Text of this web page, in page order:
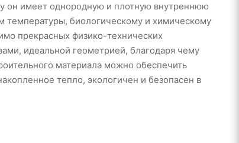
он имеет однородную и плотную внутреннюю
температуры, биологическому и химическому
прекрасных физико-технических
идеальной геометрией, благодаря чему
материала можно обеспечить
тепло, экологичен и безопасен в